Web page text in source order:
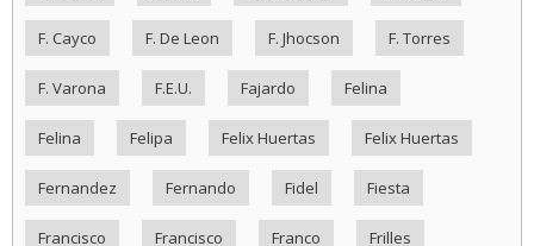
F. Cayco F. De Leon F. Jhocson F. Torres
F. Varona F.E.U. Fajardo Felina
Felina Felipa Felix Huertas Felix Huertas
Fernandez Fernando Fidel Fiesta
Francisco Francisco Franco Frilles